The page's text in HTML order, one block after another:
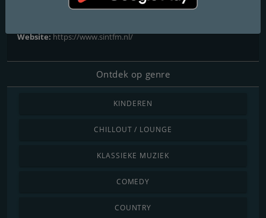
Website:https://www.sintfm.nl/
Ontdek op genre
KINDEREN
CHILLOUT / LOUNGE
KLASSIEKE MUZIEK
COMEDY
COUNTRY